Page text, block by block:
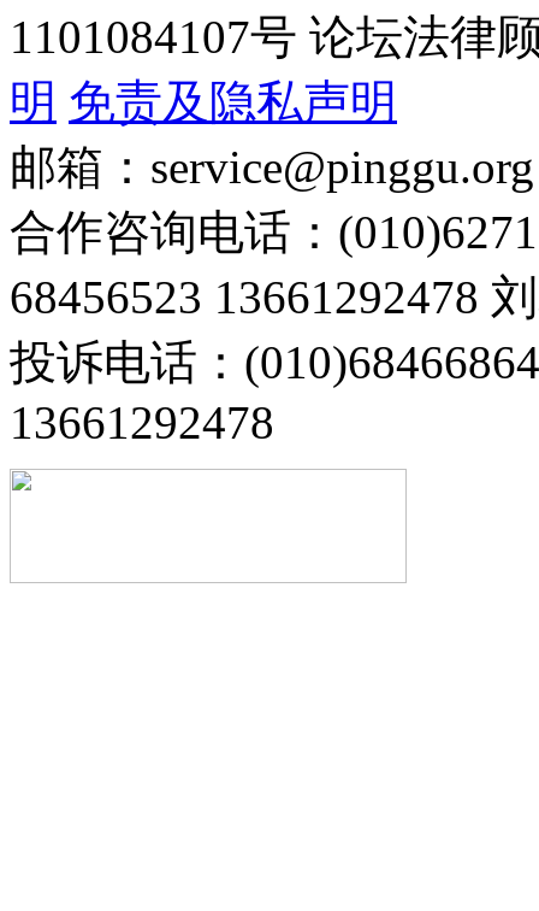
1101084107号 论坛法律
明 免责及隐私声明
邮箱：service@pinggu.org
合作咨询电话：
68456523 13661292478
投诉电话：
13661292478